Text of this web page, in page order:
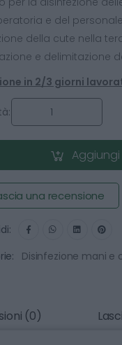
e del
della cute nella
e delimitazione
in 2/3 giorni
una recensione
Disinfezione mani e
(0)